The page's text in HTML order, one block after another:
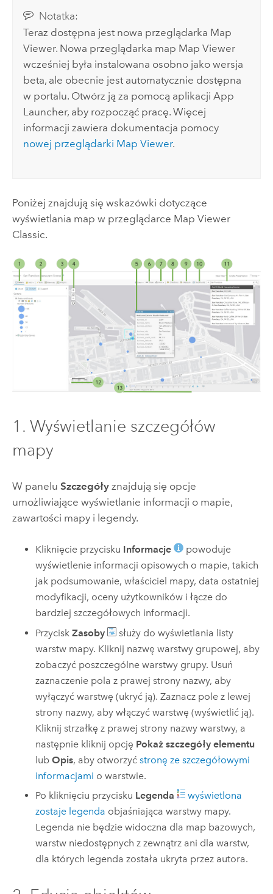
Notatka:
Teraz dostępna jest nowa przeglądarka Map
Viewer. Nowa przeglądarka map Map Viewer
wcześniej była instalowana osobno jako wersja
beta, ale obecnie jest automatycznie dostępna
w portalu. Otwórz ją za pomocą aplikacji App
Launcher, aby rozpocząć pracę. Więcej
informacji zawiera dokumentacja pomocy
nowej przeglądarki Map Viewer.
Poniżej znajdują się wskazówki dotyczące
wyświetlania map w przeglądarce Map Viewer
Classic.
1. Wyświetlanie szczegółów
mapy
W panelu Szczegółyznajdują się opcje
umożliwiające wyświetlanie informacji o mapie,
zawartości mapy i legendy.
Kliknięcie przycisku Informacje
powoduje
wyświetlenie informacji opisowych o mapie, takich
jak podsumowanie, właściciel mapy, data ostatniej
modyfikacji, oceny użytkowników i łącze do
bardziej szczegółowych informacji.
PrzyciskZasoby
służy do wyświetlania listy
warstw mapy. Kliknij nazwę warstwy grupowej, aby
zobaczyć poszczególne warstwy grupy. Usuń
zaznaczenie pola z prawej strony nazwy, aby
wyłączyć warstwę (ukryć ją). Zaznacz pole z lewej
strony nazwy, aby włączyć warstwę (wyświetlić ją).
Kliknij strzałkę z prawej strony nazwy warstwy, a
następnie kliknij opcję Pokaż szczegóły elementu
lubOpis, aby otworzyćstronę ze szczegółowymi
informacjami o warstwie.
Po kliknięciu przycisku Legenda
wyświetlona
zostaje legenda objaśniająca warstwy mapy.
Legenda nie będzie widoczna dla map bazowych,
warstw niedostępnych z zewnątrz ani dla warstw,
dla których legenda została ukryta przez autora.